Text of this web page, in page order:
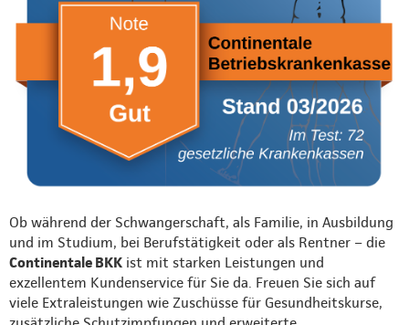
Ob während der Schwangerschaft, als Familie, in Ausbildung
und im Studium, bei Berufstätigkeit oder als Rentner – die
Continentale BKK ist mit starken Leistungen und
exzellentem Kundenservice für Sie da. Freuen Sie sich auf
viele Extraleistungen wie Zuschüsse für Gesundheitskurse,